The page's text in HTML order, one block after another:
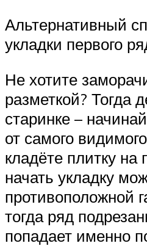
Альтернативный
укладки первого
Не хотите
разметкой? Тогда
старинке –
от самого
кладёте плитку на
начать укладку
противоположной
тогда ряд
попадает именно